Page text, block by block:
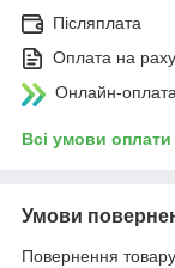
Післяплата
Оплата на
Онлайн-
Всі умови оплати
Умови
Повернення